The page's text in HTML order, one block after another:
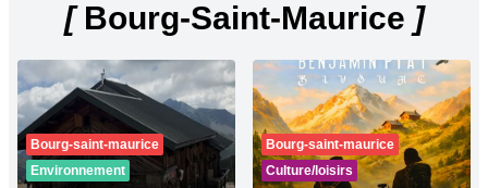
[Bourg-Saint-Maurice ]
Bourg-saint-maurice
Environnement
Bourg-saint-maurice
Culture/loisirs